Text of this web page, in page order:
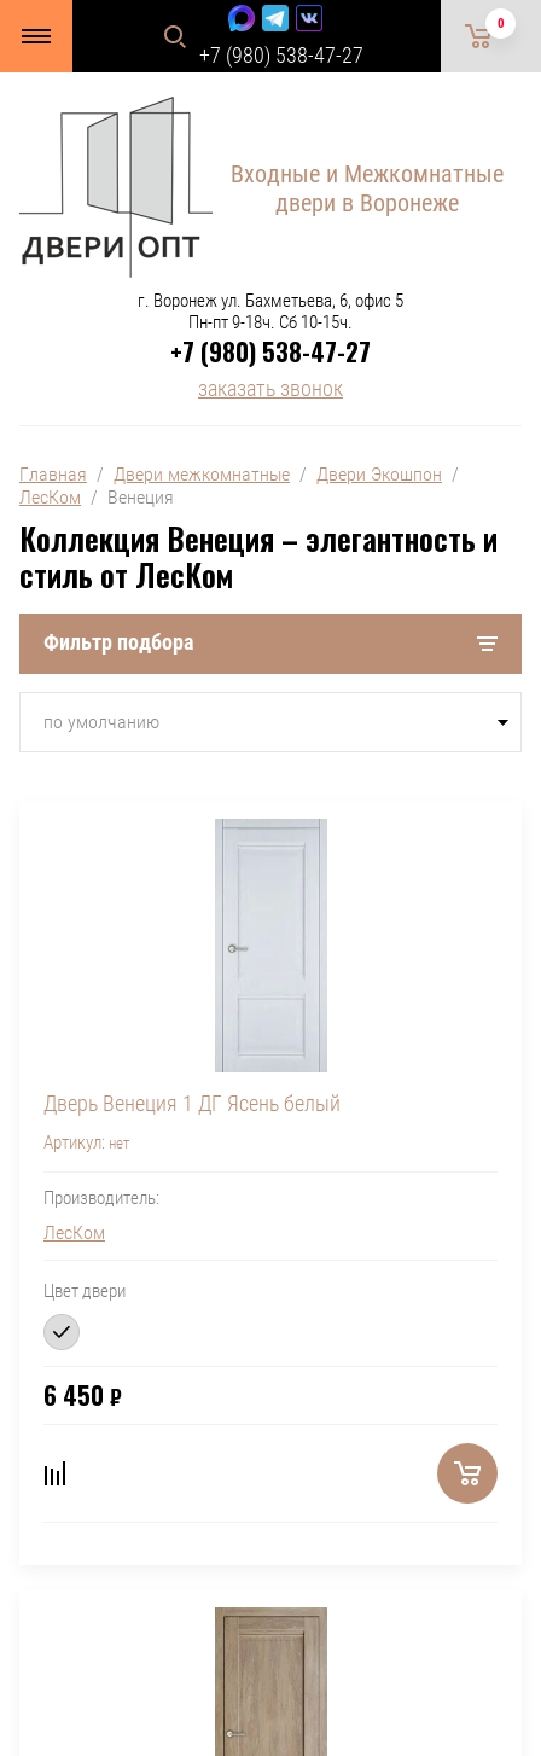
+7 (980) 538-47-27
0
Входные и Межкомнатные
двери в Воронеже
г. Воронеж ул. Бахметьева, 6, офис 5
Пн-пт 9-18ч. Сб 10-15ч.
+7 (980) 538-47-27
заказать звонок
Главная
  /
Двери межкомнатные
  /
Двери Экошпон
ЛесКом
  /  Венеция
Коллекция Венеция – элегантность и
стиль от ЛесКом
Фильтр подбора
по умолчанию
Дверь Венеция 1 ДГ Ясень белый
Артикул: нет
Производитель:
ЛесКом
Цвет двери
6 450 ₽